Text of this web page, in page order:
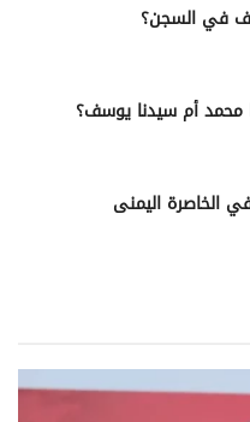
في السجن؟
محمد أم سيدنا يوسف؟
الخاصرة اليمنى